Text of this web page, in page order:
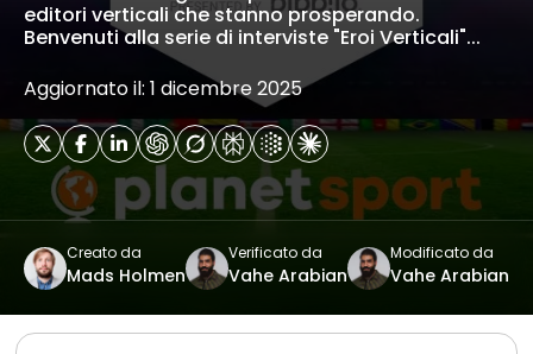
editori verticali che stanno prosperando.
Benvenuti alla serie di interviste "Eroi Verticali"...
Aggiornato il: 1 dicembre 2025
Creato da
Mads Holmen
Verificato da
Vahe Arabian
Modificato da
Vahe Arabian